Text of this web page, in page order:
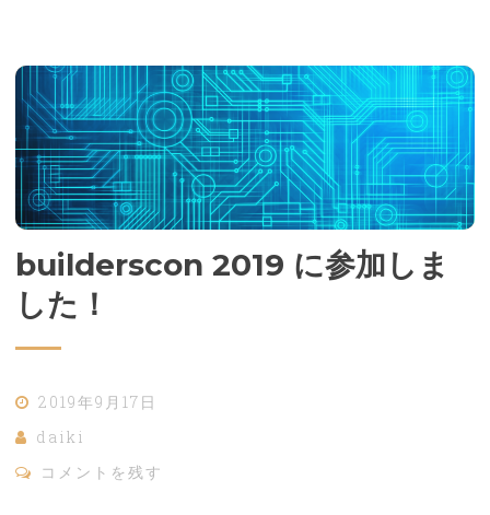
builderscon 2019 に参加しま
した！
2019年9月17日
daiki
コメントを残す